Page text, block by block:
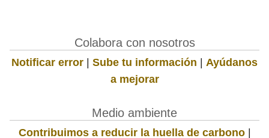
Colabora con nosotros
Notificar error | Sube tu información | Ayúdanos
a mejorar
Medio ambiente
Contribuimos a reducir la huella de carbono|